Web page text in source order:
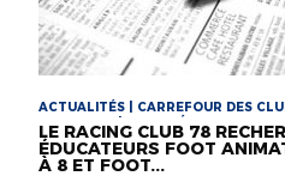
ACTUALITÉS | CARREFOUR DES
ANIMATION | FOOT FÉMININ
LE RACING CLUB 78
ÉDUCATEURS FOOT
À 8 ET FOOT...